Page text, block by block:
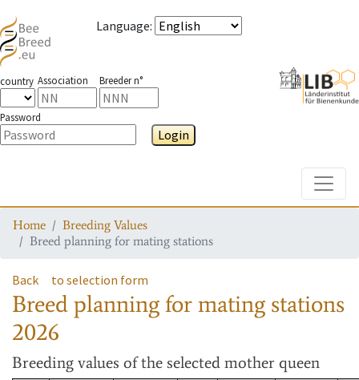
Language:
country Association Breeder n°
Password
Login
Home
Breeding Values
Breed planning for mating stations
Back to selection form
Breed planning for mating stations
2026
Breeding values of the selected mother queen